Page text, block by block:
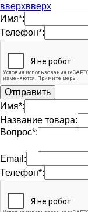
вверхвверх
Имя*:
Телефон*:
Имя*:
Название товара:
Вопрос*:
Email:
Телефон*: